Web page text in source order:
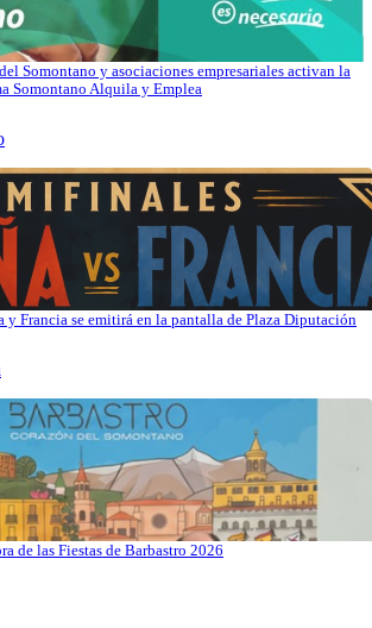
Somontano y asociaciones empresariales activan la
Somontano Alquila y Emplea
y Francia se emitirá en la pantalla de Plaza Diputación
de las Fiestas de Barbastro 2026